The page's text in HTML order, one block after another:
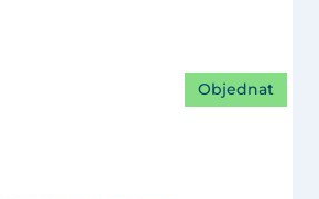
Objednat